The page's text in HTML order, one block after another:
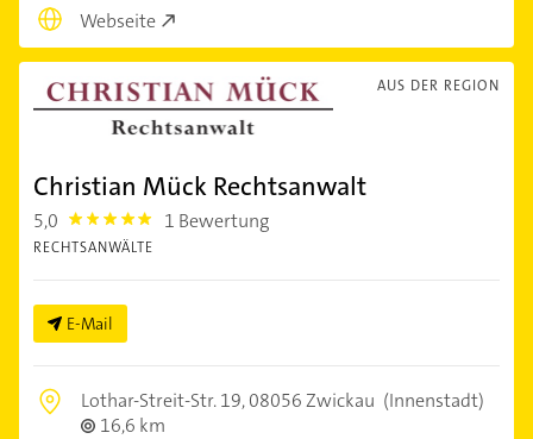
Webseite
AUS DER REGION
Christian Mück Rechtsanwalt
5,0 5.0 1 Bewertung
RECHTSANWÄLTE
E-Mail
Lothar-Streit-Str. 19,08056 Zwickau (Innenstadt)
16,6 km